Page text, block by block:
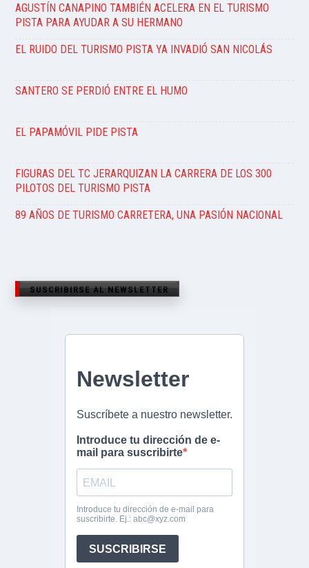
AGUSTÍN CANAPINO TAMBIÉN ACELERA EN EL TURISMO
PISTA PARA AYUDAR A SU HERMANO
EL RUIDO DEL TURISMO PISTA YA INVADIÓ SAN NICOLÁS
SANTERO SE PERDIÓ ENTRE EL HUMO
EL PAPAMÓVIL PIDE PISTA
FIGURAS DEL TC JERARQUIZAN LA CARRERA DE LOS 300
PILOTOS DEL TURISMO PISTA
89 AÑOS DE TURISMO CARRETERA, UNA PASIÓN NACIONAL
SUSCRIBIRSE AL NEWSLETTER